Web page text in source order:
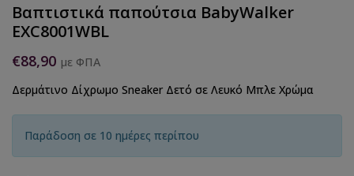
Βαπτιστικά παπούτσια BabyWalker
EXC8001WBL
€88,90 με ΦΠΑ
Δερμάτινο Δίχρωμο Sneaker Δετό σε Λευκό Μπλε Χρώμα
Παράδοση σε 10 ημέρες περίπου